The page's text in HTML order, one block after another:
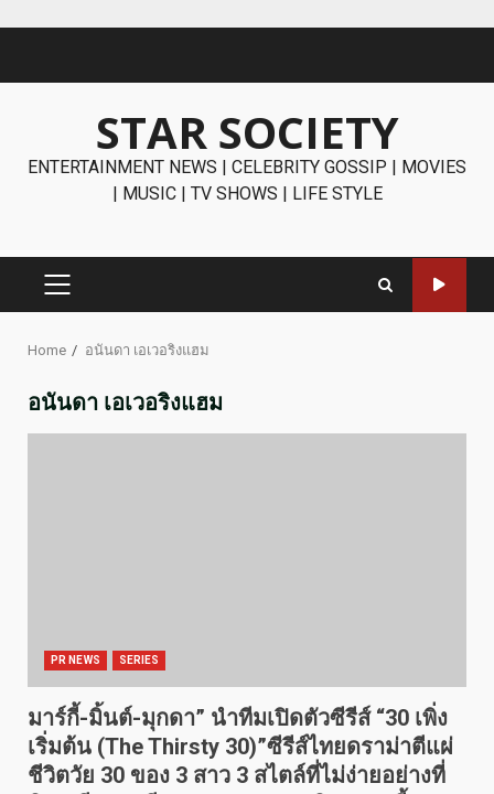
STAR SOCIETY
ENTERTAINMENT NEWS | CELEBRITY GOSSIP | MOVIES
| MUSIC | TV SHOWS | LIFE STYLE
PRIMARY
Home อนันดา เอเวอริงแฮม
อนันดา เอเวอริงแฮม
PR NEWS SERIES
มาร์กี้-มิ้นต์-มุกดา” นำทีมเปิดตัวซีรีส์ “30 เพิ่ง
เริ่มต้น (The Thirsty 30)”ซีรีส์ไทยดราม่าตีแผ่
ชีวิตวัย 30 ของ 3 สาว 3 สไตล์ที่ไม่ง่ายอย่างที่